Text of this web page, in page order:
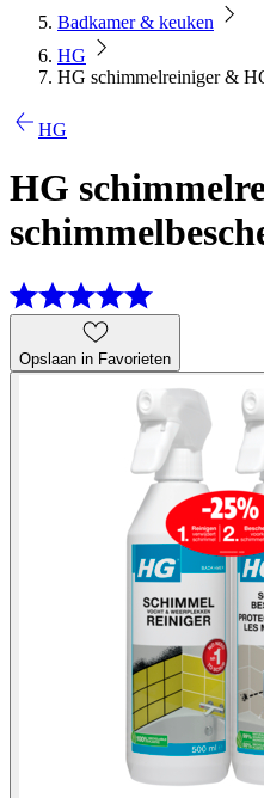
Badkamer & keuken
HG
HG schimmelreiniger &
HG
HG
Opslaan in Favorieten